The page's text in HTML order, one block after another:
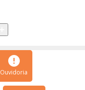
Ouvidoria